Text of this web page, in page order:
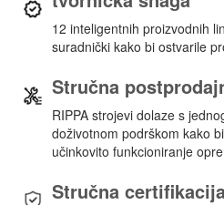
12 inteligentnih proizvodnih
suradnički kako bi ostvarile
Stručna
RIPPA strojevi dolaze s
doživotnom podrškom kako
učinkovito funkcioniranje
Stručna certifikacija